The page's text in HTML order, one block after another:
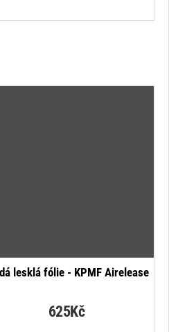
lesklá fólie - KPMF Airelease
625Kč